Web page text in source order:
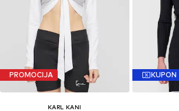
PROMOCIJA
KARL KANI
KUPON